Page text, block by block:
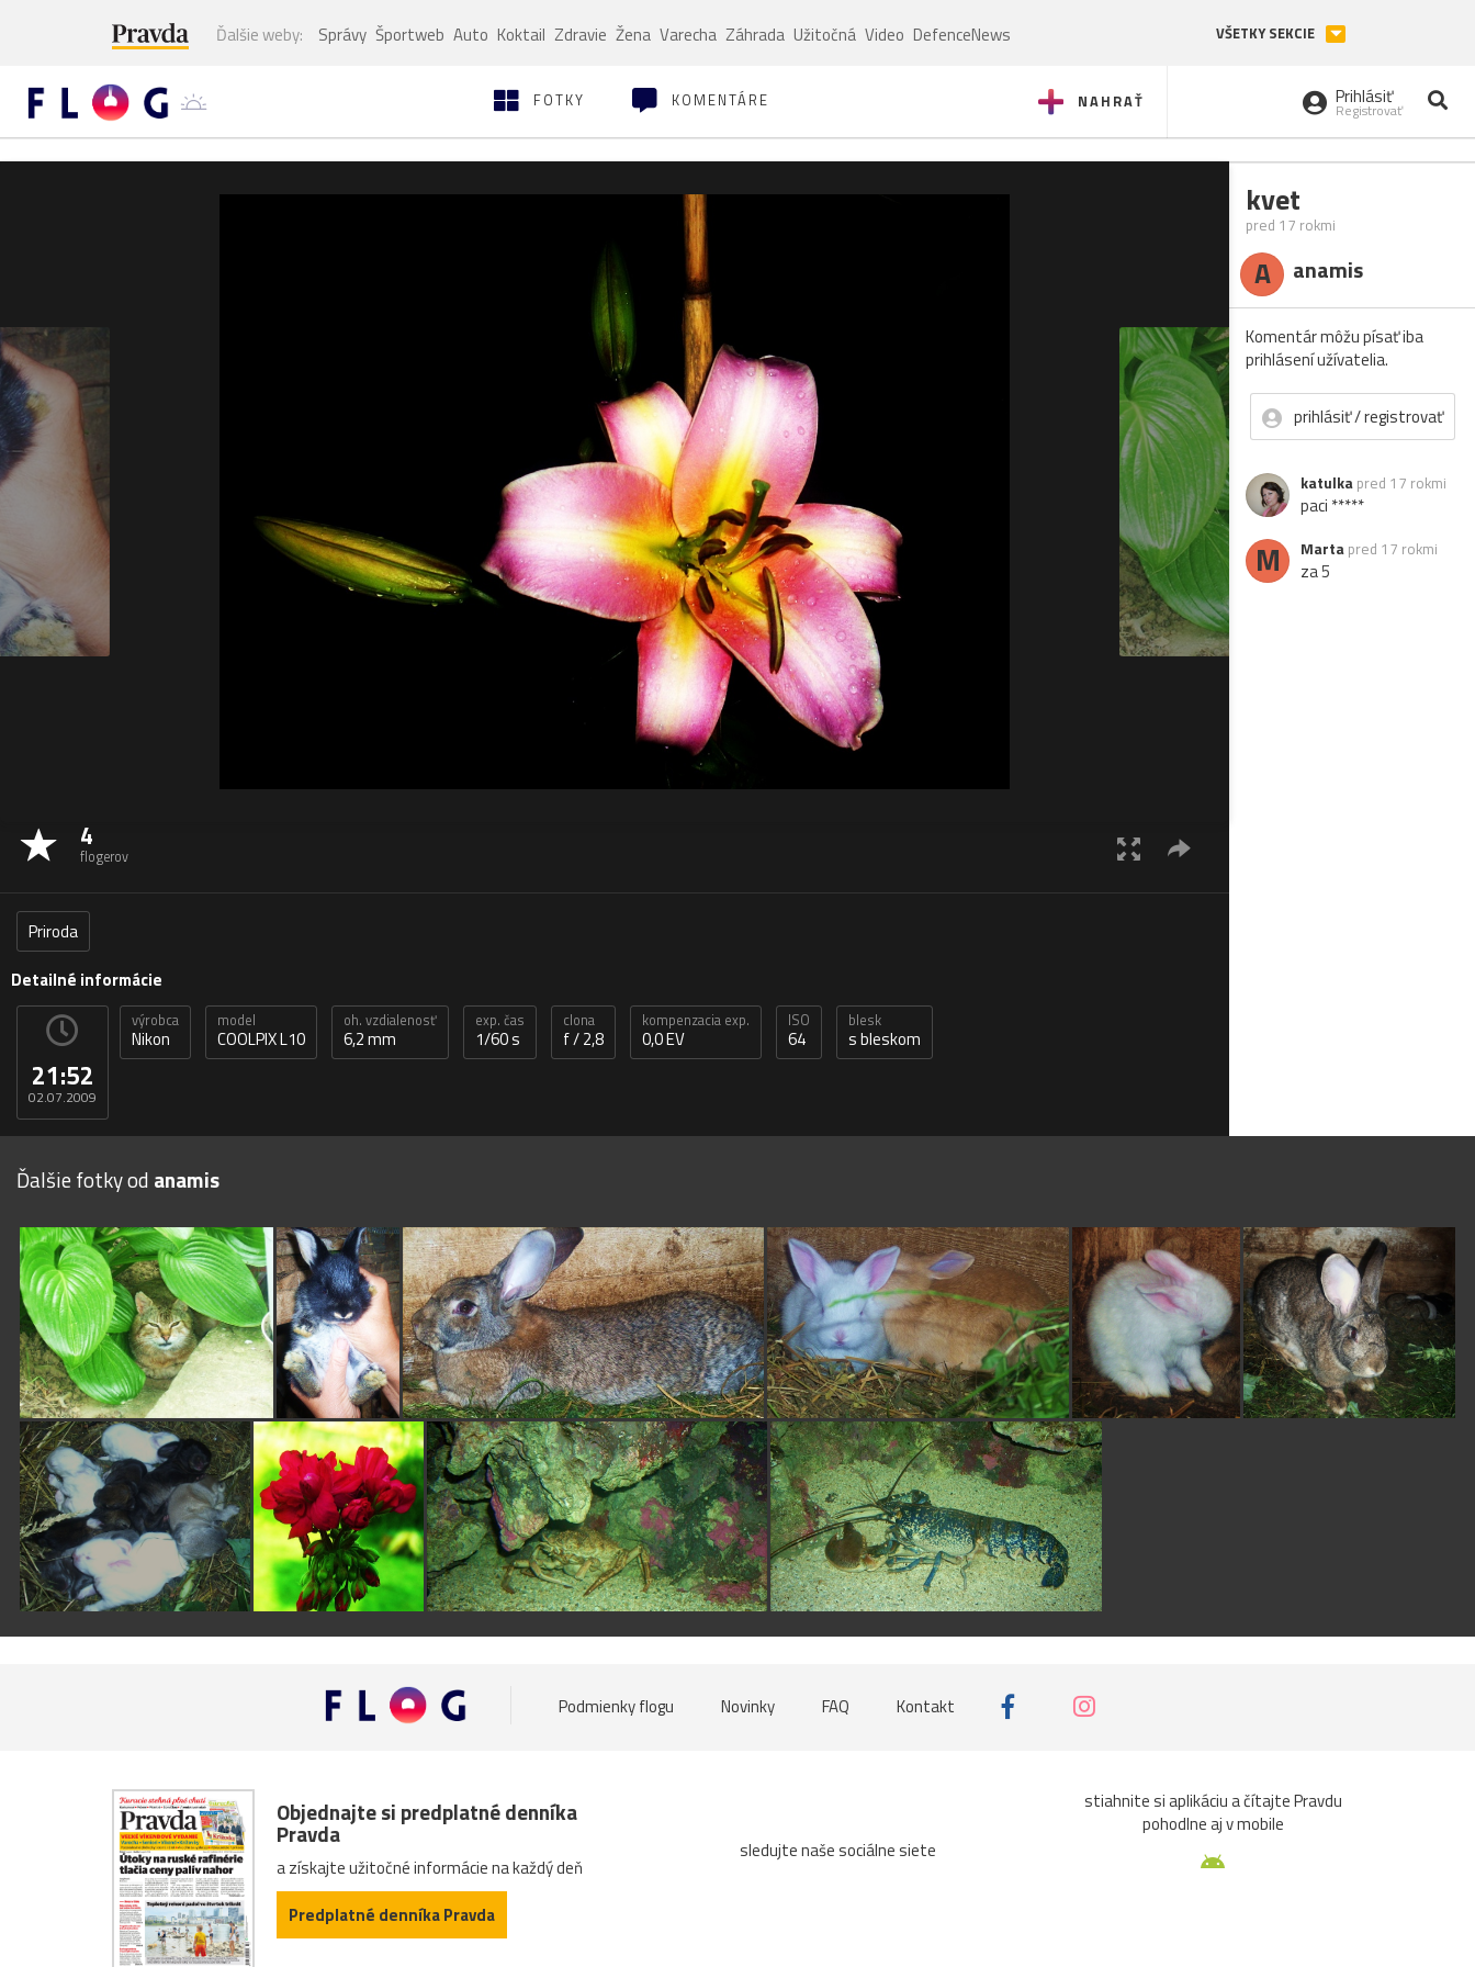
Ďalšie weby: Správy Športweb Auto Koktail Zdravie Žena Varecha Záhrada Užitočná Video DefenceNews VŠETKY SEKCIE
NAHRAŤ
FOTKY KOMENTÁRE Prihlásiť
Registrovať
4
flogerov
Priroda
Detailné informácie
21:52
02.07.2009
výrobca
Nikon
model
COOLPIX L10
oh. vzdialenosť
6,2 mm
exp. čas
1/60 s
clona
f / 2,8
kompenzacia exp.
0,0 EV
ISO
64
blesk
s bleskom
kvet
pred 17 rokmi
A anamis
Komentár môžu písať iba
prihlásení užívatelia.
prihlásiť / registrovať
katulka pred 17 rokmi
paci *****
M Marta pred 17 rokmi
za 5
Ďalšie fotky od anamis
Podmienky flogu Novinky FAQ Kontakt
Objednajte si predplatné denníka
Pravda
a získajte užitočné informácie na každý deň
Predplatné denníka Pravda
sledujte naše sociálne siete
stiahnite si aplikáciu a čítajte Pravdu
pohodlne aj v mobile